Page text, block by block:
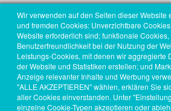
Wir verwenden auf den Seiten dieser Website
und fremden Cookies: Unverzichtbare
Website erforderlich sind; funktionale
Benutzerfreundlichkeit bei der Nutzung der
Leistungs-Cookies, mit denen wir aggregierte
der Website und Statistiken erstellen; und
Anzeige relevanter Inhalte und Werbung
"ALLE AKZEPTIEREN" wählen, erklären Sie
aller Cookies einverstanden. Unter
einzelne Cookie-Typen akzeptieren oder